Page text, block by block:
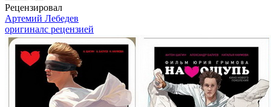
Рецензировал
Артемий Лебедев
оригиналс рецензией